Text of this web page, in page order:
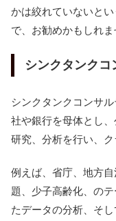
かは絞れていないと
で、お勧めかもしれま
シンクタンク
シンクタンクコンサ
社や銀行を母体とし
研究、分析を行い、ク
例えば、省庁、地方
題、少子高齢化、の
たデータの分析、そ